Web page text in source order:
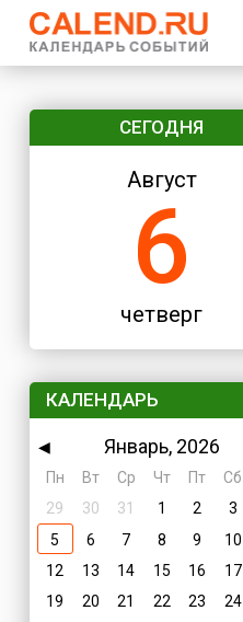
СЕГОДНЯ
Август
6
четверг
КАЛЕНДАРЬ
◀ Январь, 2026
Пн
Вт Ср Чт Пт Сб
29
30 31 1 2 3
5
6 7 8 9 10
12
13 14 15 16 17
19
20 21 22 23 24